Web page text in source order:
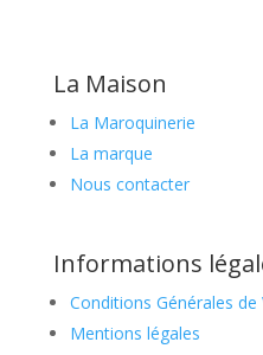
La Maison
La Maroquinerie
La marque
Nous contacter
Informations
Conditions Générales de
Mentions légales